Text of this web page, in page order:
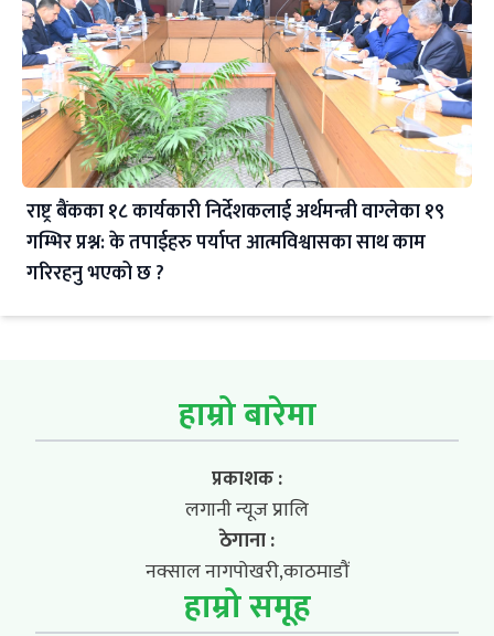
राष्ट्र बैंकका १८ कार्यकारी निर्देशकलाई अर्थमन्त्री वाग्लेका १९
गम्भिर प्रश्न: के तपाईहरु पर्याप्त आत्मविश्वासका साथ काम
गरिरहनु भएको छ ?
हाम्रो बारेमा
प्रकाशक :
लगानी न्यूज प्रालि
ठेगाना :
नक्साल नागपोखरी,काठमाडौं
हाम्रो समूह